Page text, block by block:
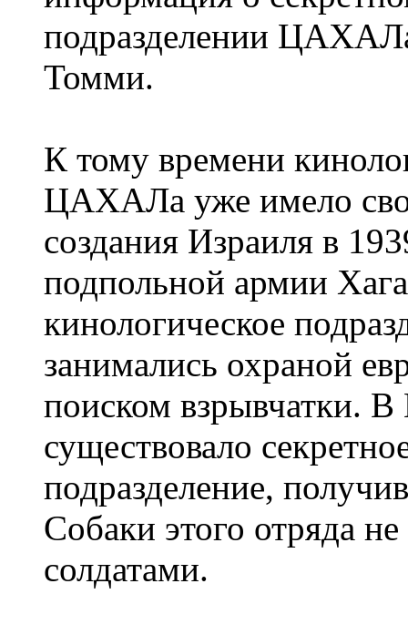
подразделении
Томми.
К тому времени
ЦАХАЛа уже имело
создания Израиля в
подпольной армии
кинологическое
занимались охраной
поиском взрывчатки.
существовало
подразделение,
Собаки этого отряда
солдатами.